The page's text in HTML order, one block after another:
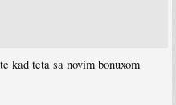
kad teta sa novim bonuxom